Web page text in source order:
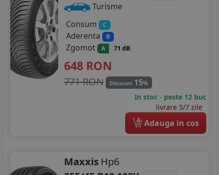
Turisme
Consum
C
Aderenta B
Zgomot A 71 dB
648 RON
771 RON Discount 15%
In stoc - peste 12 buc
livrare 5/7 zile
4 Adauga in cos
Maxxis Hp6